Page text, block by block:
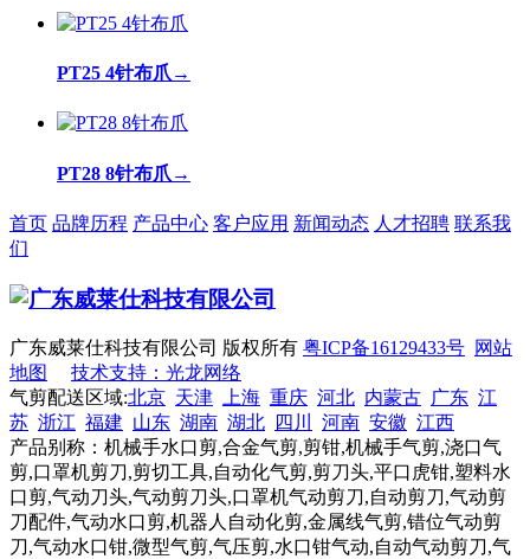
PT25 4针布爪 →
PT28 8针布爪 →
首页 品牌历程 产品中心 客户应用 新闻动态 人才招聘 联系我
们
广东威莱仕科技有限公司 版权所有 粤ICP备16129433号 网站
地图
技术支持：光龙网络
气剪配送区域:北京 天津 上海 重庆 河北 内蒙古 广东 江
苏 浙江 福建 山东 湖南 湖北 四川 河南 安徽 江西
产品别称：机械手水口剪,合金气剪,剪钳,机械手气剪,浇口气
剪,口罩机剪刀,剪切工具,自动化气剪,剪刀头,平口虎钳,塑料水
口剪,气动刀头,气动剪刀头,口罩机气动剪刀,自动剪刀,气动剪
刀配件,气动水口剪,机器人自动化剪,金属线气剪,错位气动剪
刀,气动水口钳,微型气剪,气压剪,水口钳气动,自动气动剪刀,气